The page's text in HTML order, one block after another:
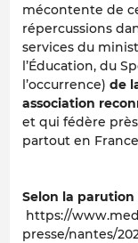
mécontente de
répercussions
services du
l’Éducation, du
l’occurrence) de
association
et qui fédère
partout en
Selon la
https://
presse/nantes/